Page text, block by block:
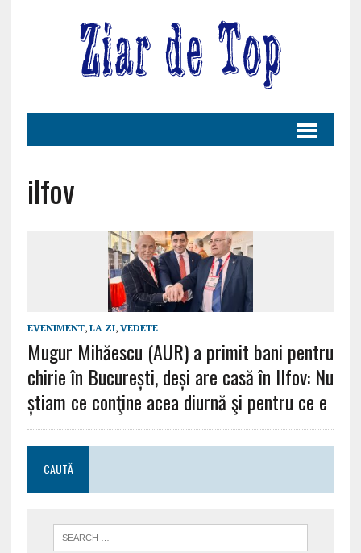
ilfov
EVENIMENT, LA ZI, VEDETE
Mugur Mihăescu (AUR) a primit bani pentru
chirie în București, deși are casă în Ilfov: Nu
știam ce conţine acea diurnă şi pentru ce e
CAUTĂ